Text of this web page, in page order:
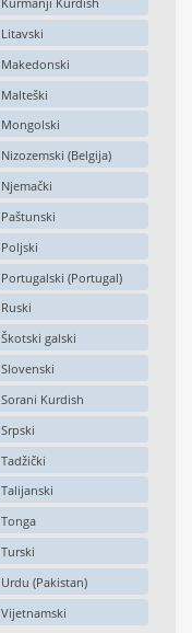
Litavski
Makedonski
Malteški
Mongolski
Nizozemski (Belgija)
Njemački
Paštunski
Poljski
Portugalski (Portugal)
Ruski
Škotski galski
Slovenski
Sorani Kurdish
Srpski
Tadžički
Talijanski
Tonga
Turski
Urdu (Pakistan)
Vijetnamski